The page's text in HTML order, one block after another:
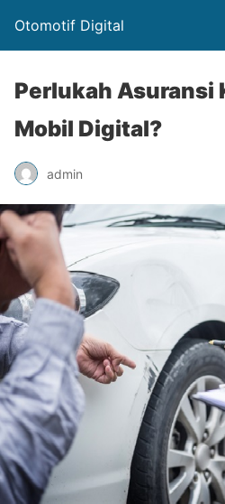
Otomotif Digital
Perlukah Asuransi
Mobil Digital?
admin